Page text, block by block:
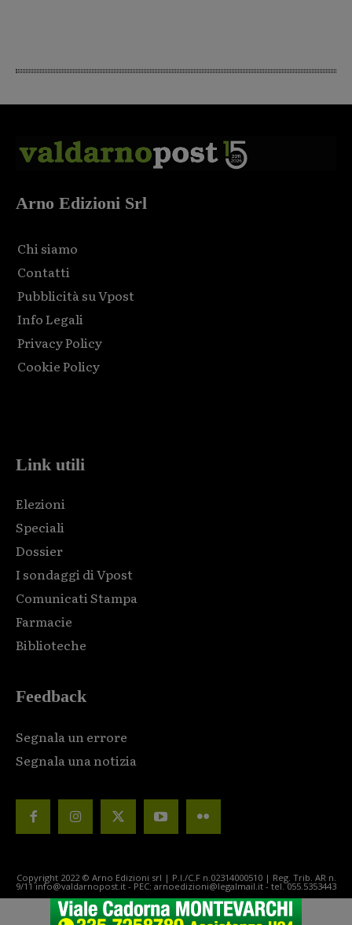
Arno Edizioni Srl
Chi siamo
Contatti
Pubblicità su Vpost
Info Legali
Privacy Policy
Cookie Policy
Link utili
Elezioni
Speciali
Dossier
I sondaggi di Vpost
Comunicati Stampa
Farmacie
Biblioteche
Feedback
Segnala un errore
Segnala una notizia
Copyright 2022 © Arno Edizioni srl | P.I./C.F n.02314000510 | Reg. Trib. AR n.
9/11 info@valdarnopost.it - PEC: arnoedizioni@legalmail.it - tel. 055.5353443